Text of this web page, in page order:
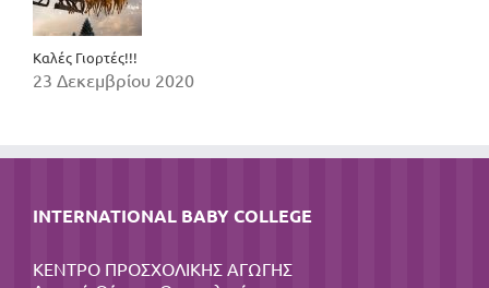
Καλές Γιορτές!!!
23 Δεκεμβρίου 2020
INTERNATIONAL BABY COLLEGE
ΚΕΝΤΡΟ ΠΡΟΣΧΟΛΙΚΗΣ ΑΓΩΓΗΣ